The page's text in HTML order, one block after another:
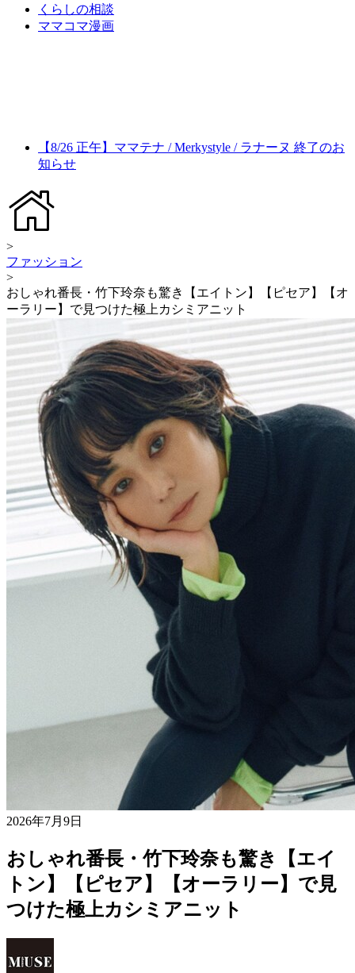
くらしの相談
ママコマ漫画
【8/26 正午】ママテナ / Merkystyle / ラナーヌ 終了のお
知らせ
>
ファッション
>
おしゃれ番長・竹下玲奈も驚き【エイトン】【ピセア】【オ
ーラリー】で見つけた極上カシミアニット
2026年7月9日
おしゃれ番長・竹下玲奈も驚き【エイ
トン】【ピセア】【オーラリー】で見
つけた極上カシミアニット